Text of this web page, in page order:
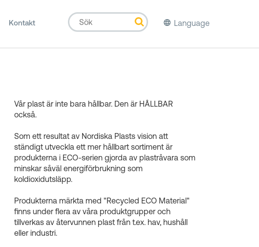
Kontakt Language
Vår plast är inte bara hållbar. Den är HÅLLBAR
också.
Som ett resultat av Nordiska Plasts vision att
ständigt utveckla ett mer hållbart sortiment är
produkterna i ECO-serien gjorda av plastråvara som
minskar såväl energiförbrukning som
koldioxidutsläpp.
Produkterna märkta med "Recycled ECO Material"
finns under flera av våra produktgrupper och
tillverkas av återvunnen plast från t.ex. hav, hushåll
eller industri.